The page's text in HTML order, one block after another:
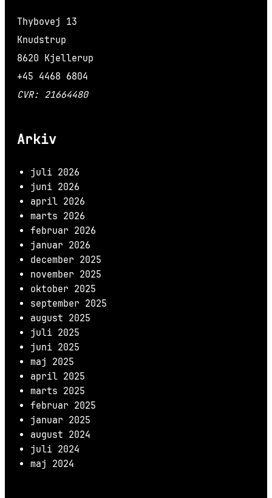
Thybovej 13
Knudstrup
8620 Kjellerup
+45 4468 6804
CVR: 21664480
Arkiv
juli 2026
juni 2026
april 2026
marts 2026
februar 2026
januar 2026
december 2025
november 2025
oktober 2025
september 2025
august 2025
juli 2025
juni 2025
maj 2025
april 2025
marts 2025
februar 2025
januar 2025
august 2024
juli 2024
maj 2024